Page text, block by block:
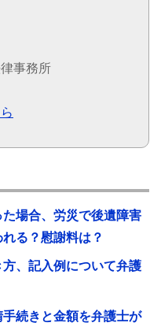
事務所
場合、労災で後遺障害
る？慰謝料は？
、記入例について弁護
続きと金額を弁護士が